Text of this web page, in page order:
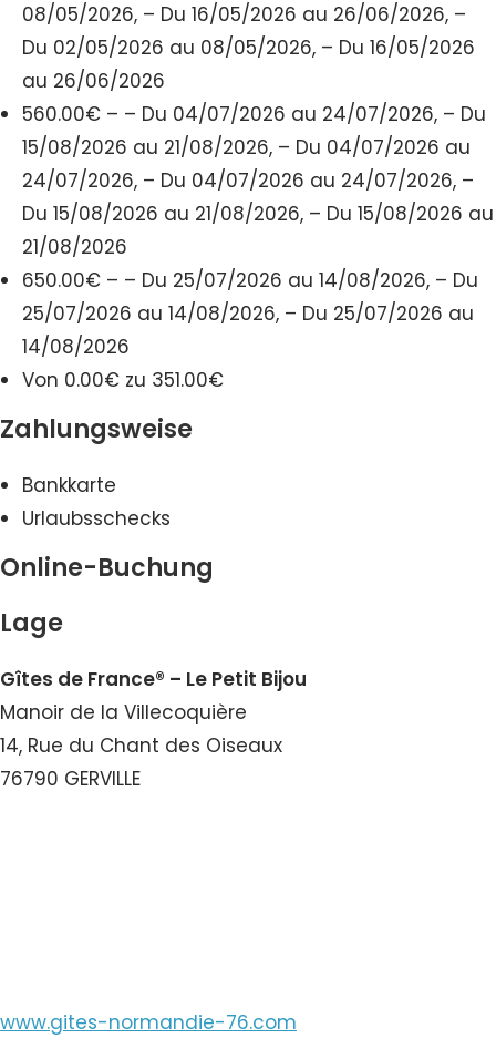
08/05/2026, – Du 16/05/2026 au 26/06/2026, –
Du 02/05/2026 au 08/05/2026, – Du 16/05/2026
au 26/06/2026
560.00€ – – Du 04/07/2026 au 24/07/2026, – Du
15/08/2026 au 21/08/2026, – Du 04/07/2026 au
24/07/2026, – Du 04/07/2026 au 24/07/2026, –
Du 15/08/2026 au 21/08/2026, – Du 15/08/2026 au
21/08/2026
650.00€ – – Du 25/07/2026 au 14/08/2026, – Du
25/07/2026 au 14/08/2026, – Du 25/07/2026 au
14/08/2026
Von 0.00€ zu 351.00€
Zahlungsweise
Bankkarte
Urlaubsschecks
Online-Buchung
Lage
Gîtes de France® – Le Petit Bijou
Manoir de la Villecoquière
14, Rue du Chant des Oiseaux
76790 GERVILLE
www.gites-normandie-76.com